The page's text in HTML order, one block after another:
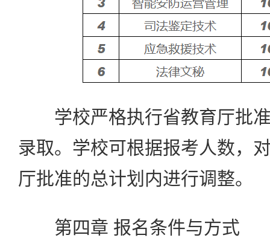
学校严格执行省教育厅批准
录取。学校可根据报考人数，
厅批准的总计划内进行调整。
第四章 报名条件与方式